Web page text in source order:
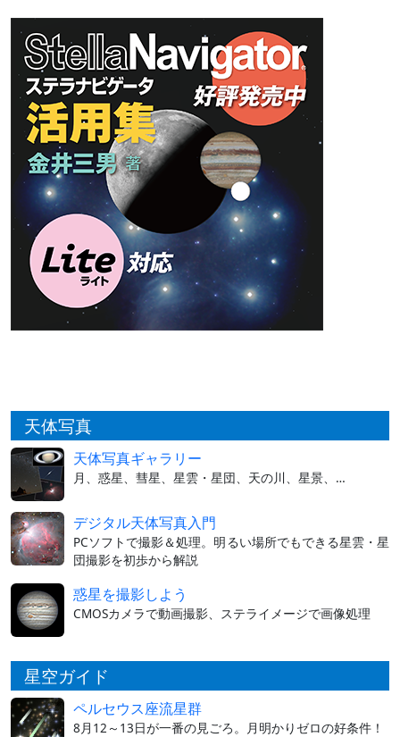
天体写真
天体写真ギャラリー
月、惑星、彗星、星雲・星団、天の川、星景、…
デジタル天体写真入門
PCソフトで撮影＆処理。明るい場所でもできる星雲・星
団撮影を初歩から解説
惑星を撮影しよう
CMOSカメラで動画撮影、ステライメージで画像処理
星空ガイド
ペルセウス座流星群
8月12～13日が一番の見ごろ。月明かりゼロの好条件！